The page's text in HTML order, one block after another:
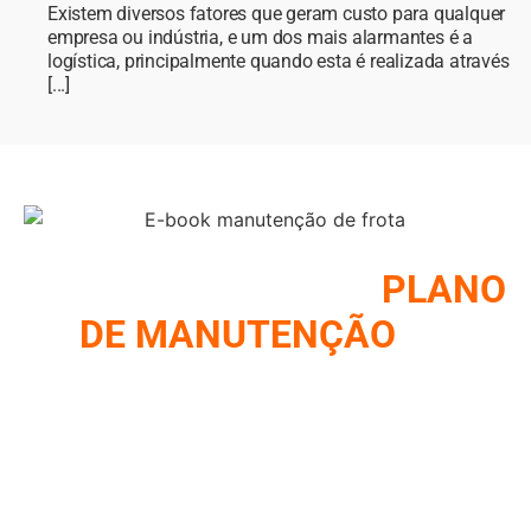
Existem diversos fatores que geram custo para qualquer
empresa ou indústria, e um dos mais alarmantes é a
logística, principalmente quando esta é realizada através
[...]
PLANO
DE MANUTENÇÃO